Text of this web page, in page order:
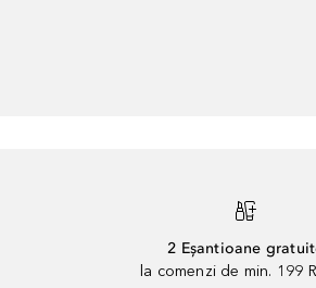
2 Eșantioane
la comenzi de min. 199